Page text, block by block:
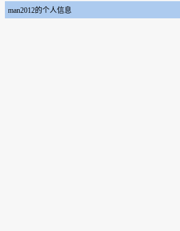
man2012的个人信息